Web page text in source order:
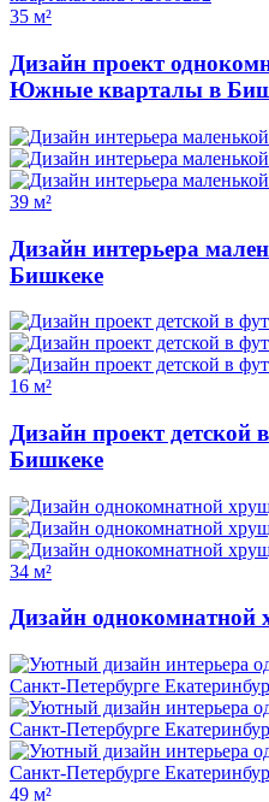
35 м²
Дизайн проект
Южные кварталы в
39 м²
Дизайн интерьера
Бишкеке
16 м²
Дизайн проект детской
Бишкеке
34 м²
Дизайн
49 м²